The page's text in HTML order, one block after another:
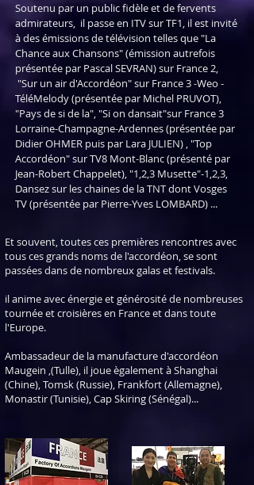
Soutenu par un publicfidèle et de fervents
admirateurs, il passe en ITV sur TF1, il est invité
à des émissions de télévision telles que "La
Chance aux Chansons" (émission autrefois
présentée par Pascal SEVRAN) sur France 2,
"Sur un air d'Accordéon" sur France 3 -Weo -
TéléMelody (présentée par Michel PRUVOT),
"Pays de si de la", "Si on dansait"sur France 3
Lorraine-Champagne-Ardennes (présentée par
Didier OHMER puis par Lara JULIEN) , "Top
Accordéon" sur TV8 Mont-Blanc (présenté par
Jean-Robert Chappelet), "1,2,3 Musette"-1,2,3,
Dansez sur les chaines de la TNT dont Vosges
TV (présentée par Pierre-Yves LOMBARD) ...
Et souvent, toutes ces premières rencontres avec
tous ces grands noms de l'accordéon, se sont
passées dans de nombreux galas et festivals.
il anime avec énergie et générosité de nombreuses
tournée et croisières en France et dans toute
l'Europe.
Ambassadeur de la manufacture d'accordéon
Maugein ,(Tulle), il joue ègalement à Shanghai
(Chine), Tomsk (Russie), Frankfort (Allemagne),
Monastir (Tunisie), Cap Skiring (Sénégal)...